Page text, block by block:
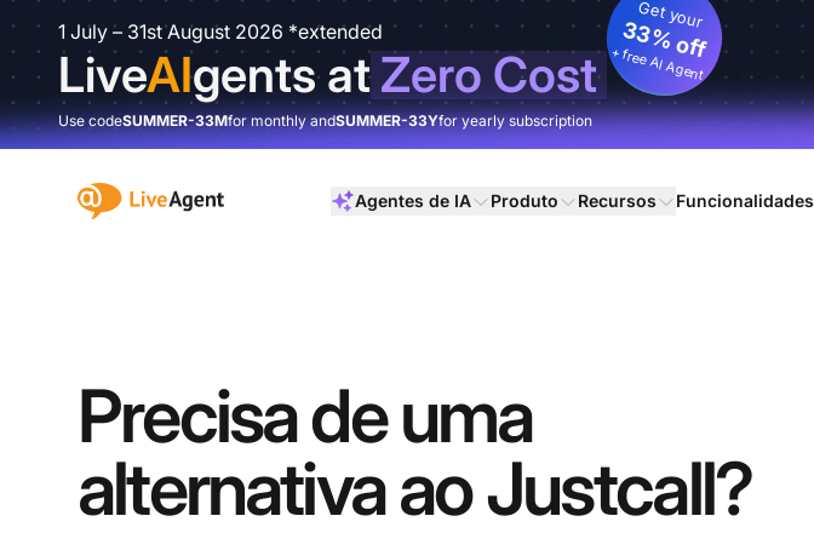
1 July – 31st August 2026 *extended
LiveAIgents atZero Cost
Get your
33% off
+ free AI Agent
Use codeSUMMER-33Mfor monthly andSUMMER-33Yfor yearly subscription
:site.title Agentes de IA Produto Recursos Funcionalidades
Precisa de uma
alternativa ao Justcall?